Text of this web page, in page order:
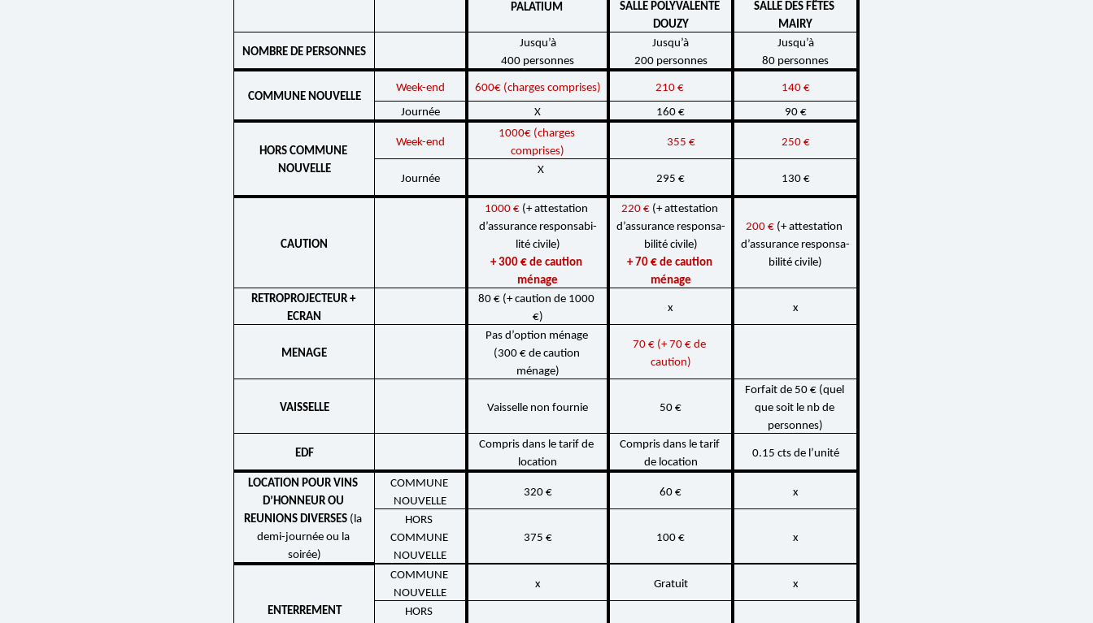
PALA­TIUM
SALLE POLY­VA­LENTE
DOUZY
SALLE DES FÊTES
MAIRY
NOMBRE DE PERSONNES
Jusqu’à
400 personnes
Jusqu’à
200 personnes
Jusqu’à
80 personnes
COMMUNE NOUVELLE
Week-end 600€ (charges comprises) 210 €
140 €
Jour­née
X 160 € 90 €
HORS COMMUNE
NOUVELLE
Week-end
1000€ (charges
comprises)
355 € 250 €
Jour­née 295 € 130 €
CAUTION
1000 € (+ attes­ta­tion
d’as­su­rance respon­sa­bi­
lité civile)
+ 300 € de caution
ménage
220 € (+ attes­ta­tion
d’as­su­rance respon­sa­
bi­lité civile)
+ 70 € de caution
ménage
200 € (+ attes­ta­tion
d’as­su­rance respon­sa­
bi­lité civile)
RETRO­PROJEC­TEUR +
ECRAN
80 € (+ caution de 1000
€)
x x
MENAGE
Pas d’op­tion ménage
(300 € de caution
ménage)
70 € (+ 70 € de
caution)
VAIS­SELLE Vais­selle non four­nie 50 €
Forfait de 50 € (quel
que soit le nb de
personnes)
EDF
Compris dans le tarif de
loca­tion
Compris dans le tarif
de loca­tion
0.15 cts de l’unité
LOCA­TION POUR VINS
D’HON­NEUR OU
REUNIONS DIVERSES (la
demi-jour­née ou la
soirée)
COMMUNE
NOUVELLE
320 € 60 € x
HORS
COMMUNE
NOUVELLE
375 € 100 € x
ENTER­RE­MENT
COMMUNE
NOUVELLE
x Gratuit x
HORS